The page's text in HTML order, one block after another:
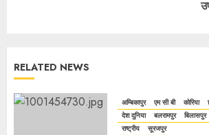
RELATED NEWS
अम्बिकापुर एम सी बी कोरिया
देश दुनिया
बलरामपुर बिलासपुर
राष्ट्रीय
सूरजपुर